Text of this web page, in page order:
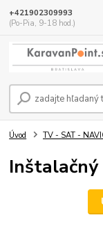
+421902309993
(Po-Pia, 9-18 hod.)
Úvod TV - SAT -